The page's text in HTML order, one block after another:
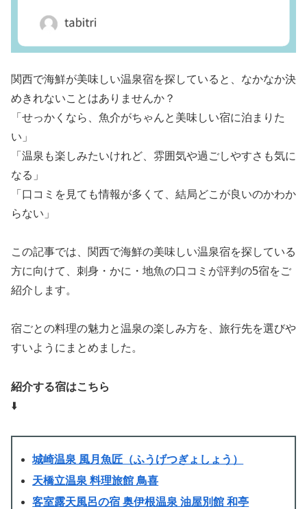
関西で海鮮が美味しい温泉宿を探していると、なかなか決
めきれないことはありませんか？
「せっかくなら、魚介がちゃんと美味しい宿に泊まりた
い」
「温泉も楽しみたいけれど、雰囲気や過ごしやすさも気に
なる」
「口コミを見ても情報が多くて、結局どこが良いのかわか
らない」
この記事では、関西で海鮮の美味しい温泉宿を探している
方に向けて、刺身・かに・地魚の口コミが評判の5宿をご
紹介します。
宿ごとの料理の魅力と温泉の楽しみ方を、旅行先を選びや
すいようにまとめました。
紹介する宿はこちら
⬇️
城崎温泉 風月魚匠（ふうげつぎょしょう）
天橋立温泉 料理旅館 鳥喜
客室露天風呂の宿 奥伊根温泉 油屋別館 和亭